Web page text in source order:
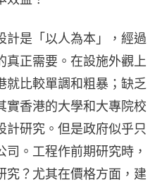
計是「以人為本」，經過
真正需要。在設施外觀上
就比較單調和粗暴；缺乏
實香港的大學和大專院校
計研究。但是政府似乎只
。工程作前期研究時，
究？尤其在價格方面，建